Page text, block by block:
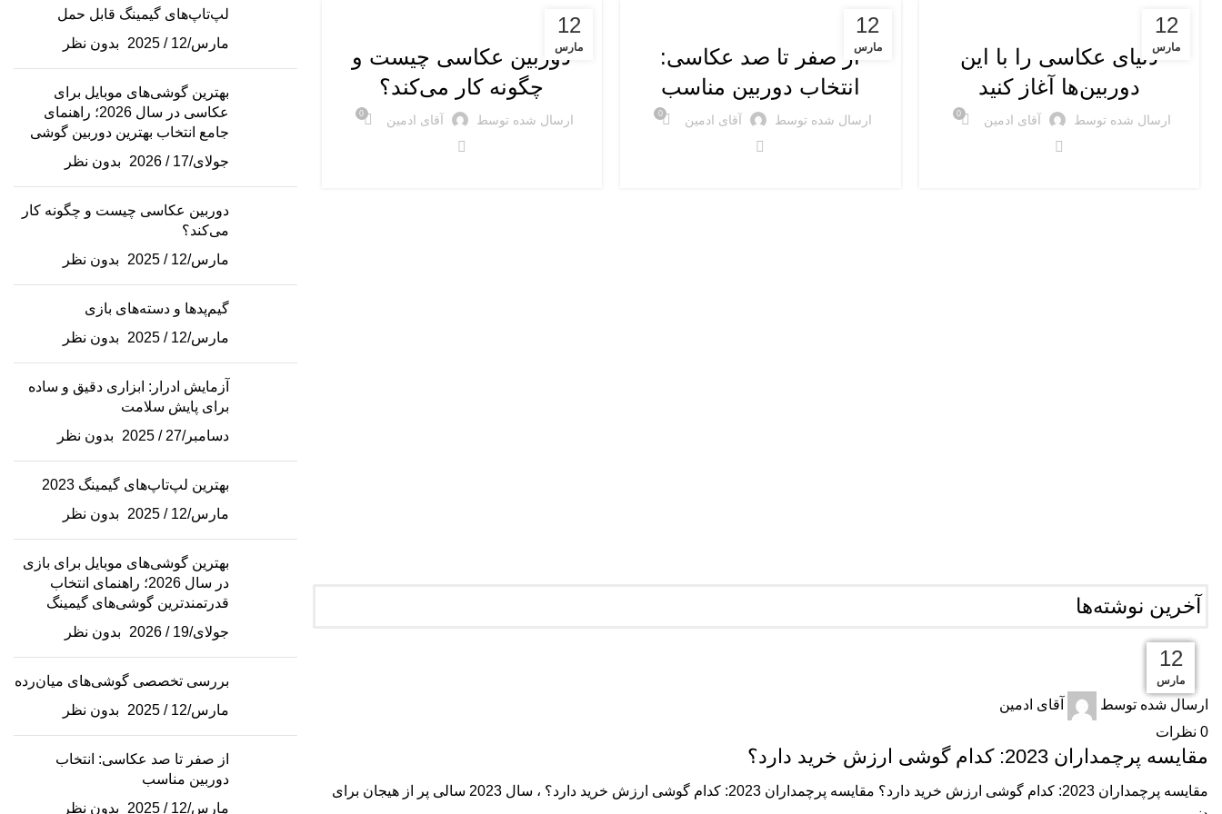
12
مارس
دوربین‌های عکاسی
دنیای عکاسی را با این
دوربین‌ها آغاز کنید
ارسال شده توسط آقای ادمین 0
12
مارس
دوربین‌های عکاسی
از صفر تا صد عکاسی:
انتخاب دوربین مناسب
ارسال شده توسط آقای ادمین 0
12
مارس
دوربین‌های عکاسی
دوربین عکاسی چیست و
چگونه کار می‌کند؟
ارسال شده توسط آقای ادمین 0
دوربین‌های عکاسی
انواع دوربین‌های عکاسی:
مناسب است؟
ارسال شده توسط آقای ادمین
آخرین نوشته‌ها
12
مارس
گوشی های موبایل
ارسال شده توسط
آقای ادمین
0 نظرات
مقایسه پرچمداران 2023: کدام گوشی ارزش خرید دارد؟
مقایسه پرچمداران 2023: کدام گوشی ارزش خرید دارد؟ مقایسه پرچمداران 2023: کدام گوشی ارزش خرید دارد؟ ، سال 2023 سالی پر از هیجان برای
12
مارس
12
مارس
12
مارس
12
مارس
12
مارس
لپ‌تاپ‌های گیمینگ قابل حمل
مارس/12 / 2025
بدون نظر
بهترین گوشی‌های موبایل برای
عکاسی در سال 2026؛ راهنمای
جامع انتخاب بهترین دوربین گوشی
جولای/17 / 2026
بدون نظر
دوربین عکاسی چیست و چگونه کار
می‌کند؟
مارس/12 / 2025
بدون نظر
گیم‌پدها و دسته‌های بازی
مارس/12 / 2025
بدون نظر
آزمایش ادرار: ابزاری دقیق و ساده
برای پایش سلامت
دسامبر/27 / 2025
بدون نظر
بهترین لپ‌تاپ‌های گیمینگ 2023
مارس/12 / 2025
بدون نظر
بهترین گوشی‌های موبایل برای بازی
در سال 2026؛ راهنمای انتخاب
قدرتمندترین گوشی‌های گیمینگ
جولای/19 / 2026
بدون نظر
بررسی تخصصی گوشی‌های میان‌رده
مارس/12 / 2025
بدون نظر
از صفر تا صد عکاسی: انتخاب
دوربین مناسب
مارس/12 / 2025
بدون نظر